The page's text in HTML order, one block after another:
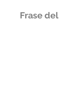
Frase